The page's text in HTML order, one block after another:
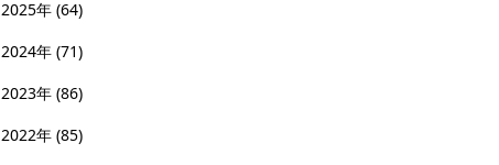
2025年 (64)
2024年 (71)
2023年 (86)
2022年 (85)